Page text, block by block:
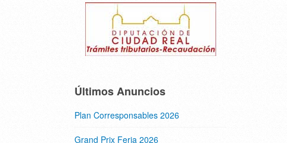
Últimos Anuncios
Plan Corresponsables 2026
Grand Prix Feria 2026